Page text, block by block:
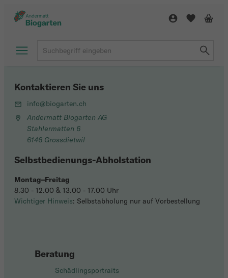
Beratung
Schädlingsportraits
Kontaktieren Sie uns
info@biogarten.ch
Andermatt Biogarten AG
Stahlermatten 6
6146 Grossdietwil
Selbstbedienungs-Abholstation
Montag–Freitag
8.30 - 12.00 & 13.00 - 17.00 Uhr
Wichtiger Hinweis: Selbstabholung nur auf Vorbestellung